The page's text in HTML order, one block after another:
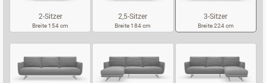
2-Sitzer
Breite 154 cm
2,5-Sitzer
Breite 184 cm
3-Sitzer
Breite 224 cm